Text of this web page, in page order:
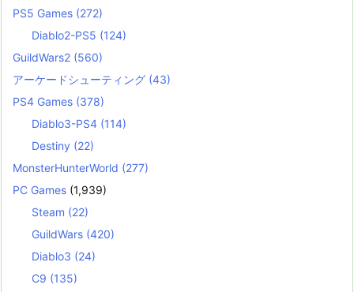
PS5 Games (272)
Diablo2-PS5 (124)
GuildWars2 (560)
アーケードシューティング (43)
PS4 Games (378)
Diablo3-PS4 (114)
Destiny (22)
MonsterHunterWorld (277)
PC Games (1,939)
Steam (22)
GuildWars (420)
Diablo3 (24)
C9 (135)